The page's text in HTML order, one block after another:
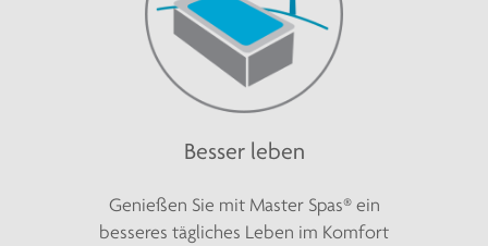
Besser leben
Genießen Sie mit Master Spas® ein
besseres tägliches Leben im Komfort